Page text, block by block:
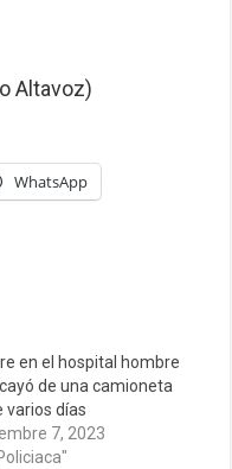
Altavoz)
WhatsApp
en el hospital hombre
de una camioneta
varios días
7, 2023